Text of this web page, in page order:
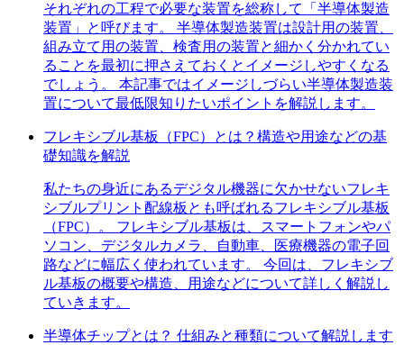
それぞれの工程で必要な装置を総称して「半導体製造
装置」と呼びます。 半導体製造装置は設計用の装置、
組み立て用の装置、検査用の装置と細かく分かれてい
ることを最初に押さえておくとイメージしやすくなる
でしょう。 本記事ではイメージしづらい半導体製造装
置について最低限知りたいポイントを解説します。
フレキシブル基板（FPC）とは？構造や用途などの基
礎知識を解説
私たちの身近にあるデジタル機器に欠かせないフレキ
シブルプリント配線板とも呼ばれるフレキシブル基板
（FPC）。 フレキシブル基板は、スマートフォンやパ
ソコン、デジタルカメラ、自動車、医療機器の電子回
路などに幅広く使われています。 今回は、フレキシブ
ル基板の概要や構造、用途などについて詳しく解説し
ていきます。
半導体チップとは？ 仕組みと種類について解説します